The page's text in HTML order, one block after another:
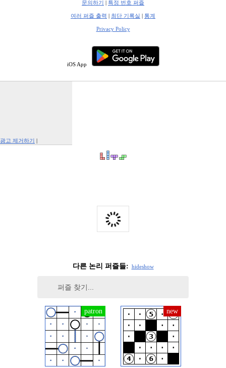
문의하기 | 특정 번호 퍼즐
여러 퍼즐 출력 | 최단 기록실 | 통계
Privacy Policy
iOS App
광고 제거하기 |
다른 논리 퍼즐들: hideshow